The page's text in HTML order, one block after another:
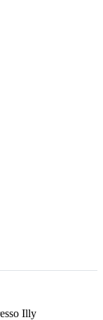
Illy